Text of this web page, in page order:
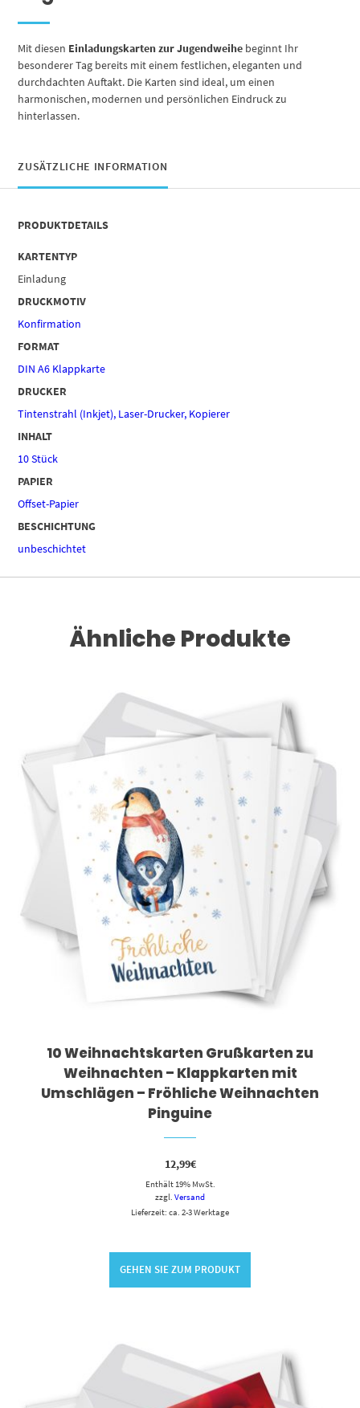
Mit diesen Einladungskarten zur Jugendweihe beginnt Ihr
besonderer Tag bereits mit einem festlichen, eleganten und
durchdachten Auftakt. Die Karten sind ideal, um einen
harmonischen, modernen und persönlichen Eindruck zu
hinterlassen.
ZUSÄTZLICHE INFORMATION
PRODUKTDETAILS
KARTENTYP
Einladung
DRUCKMOTIV
Konfirmation
FORMAT
DIN A6 Klappkarte
DRUCKER
Tintenstrahl (Inkjet), Laser-Drucker, Kopierer
INHALT
10 Stück
PAPIER
Offset-Papier
BESCHICHTUNG
unbeschichtet
Ähnliche Produkte
10 Weihnachtskarten Grußkarten zu
Weihnachten – Klappkarten mit
Umschlägen – Fröhliche Weihnachten
Pinguine
12,99€
Enthält 19% MwSt.
zzgl. Versand
Lieferzeit: ca. 2-3 Werktage
GEHEN SIE ZUM PRODUKT